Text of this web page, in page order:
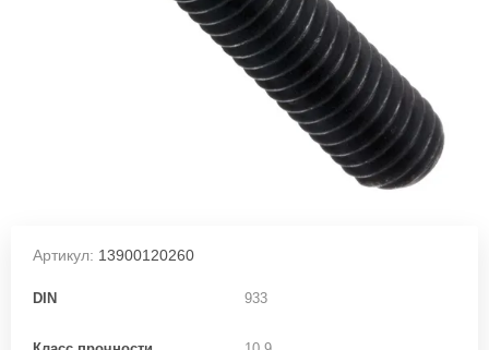
Артикул: 13900120260
DIN 933